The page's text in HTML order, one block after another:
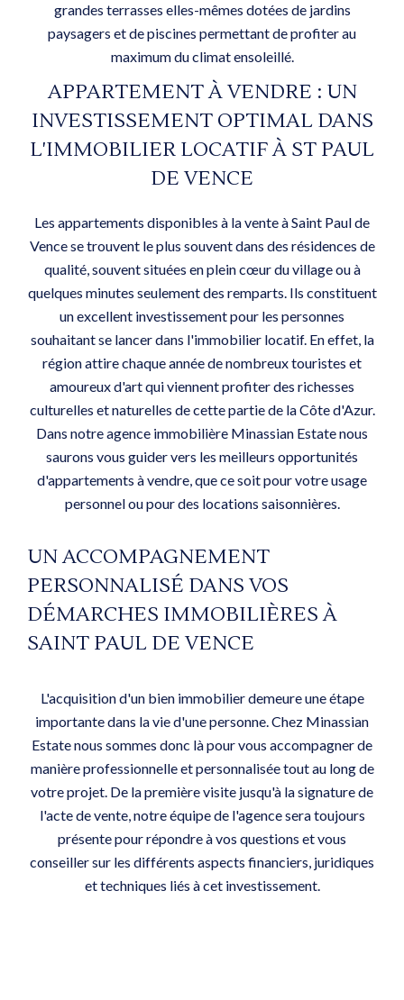
grandes terrasses elles-mêmes dotées de jardins
paysagers et de piscines permettant de profiter au
maximum du climat ensoleillé.
APPARTEMENT À VENDRE : UN
INVESTISSEMENT OPTIMAL DANS
L'IMMOBILIER LOCATIF À ST PAUL
DE VENCE
Les appartements disponibles à la vente à Saint Paul de
Vence se trouvent le plus souvent dans des résidences de
qualité, souvent situées en plein cœur du village ou à
quelques minutes seulement des remparts. Ils constituent
un excellent investissement pour les personnes
souhaitant se lancer dans l'immobilier locatif. En effet, la
région attire chaque année de nombreux touristes et
amoureux d'art qui viennent profiter des richesses
culturelles et naturelles de cette partie de la Côte d'Azur.
Dans notre agence immobilière Minassian Estate nous
saurons vous guider vers les meilleurs opportunités
d'appartements à vendre, que ce soit pour votre usage
personnel ou pour des locations saisonnières.
UN ACCOMPAGNEMENT
PERSONNALISÉ DANS VOS
DÉMARCHES IMMOBILIÈRES À
SAINT PAUL DE VENCE
L'acquisition d'un bien immobilier demeure une étape
importante dans la vie d'une personne. Chez Minassian
Estate nous sommes donc là pour vous accompagner de
manière professionnelle et personnalisée tout au long de
votre projet. De la première visite jusqu'à la signature de
l'acte de vente, notre équipe de l'agence sera toujours
présente pour répondre à vos questions et vous
conseiller sur les différents aspects financiers, juridiques
et techniques liés à cet investissement.